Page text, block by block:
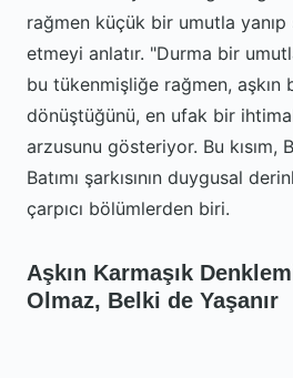
rağmen küçük bir umutla
etmeyi anlatır. "Durma bir
bu tükenmişliğe rağmen, aşkın
dönüştüğünü, en ufak bir
arzusunu gösteriyor. Bu kısım,
Batımı şarkısının duygusal
çarpıcı bölümlerden biri.
Aşkın Karmaşık
Olmaz, Belki de Yaşanır